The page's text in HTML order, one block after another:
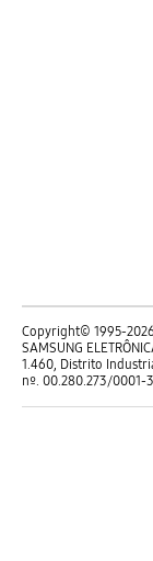
Copyright© 1995-
SAMSUNG
1.460, Distrito
nº. 00.280.273/0001-